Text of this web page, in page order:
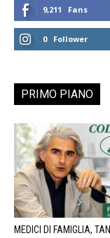
9,211 Fans
0 Follower
PRIMO PIANO
MEDICI DI FAMIGLIA,